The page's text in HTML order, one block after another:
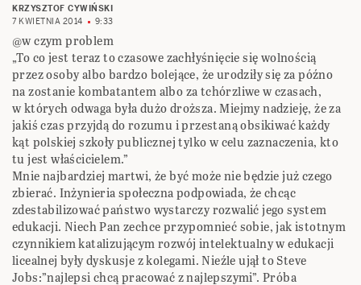
KRZYSZTOF CYWIŃSKI
7 KWIETNIA 2014
9:33
@w czym problem
„To co jest teraz to czasowe zachłyśnięcie się wolnością
przez osoby albo bardzo bolejące, że urodziły się za późno
na zostanie kombatantem albo za tchórzliwe w czasach,
w których odwaga była dużo droższa. Miejmy nadzieję, że za
jakiś czas przyjdą do rozumu i przestaną obsikiwać każdy
kąt polskiej szkoły publicznej tylko w celu zaznaczenia, kto
tu jest właścicielem.”
Mnie najbardziej martwi, że być może nie będzie już czego
zbierać. Inżynieria społeczna podpowiada, że chcąc
zdestabilizować państwo wystarczy rozwalić jego system
edukacji. Niech Pan zechce przypomnieć sobie, jak istotnym
czynnikiem katalizującym rozwój intelektualny w edukacji
licealnej były dyskusje z kolegami. Nieźle ujął to Steve
Jobs:”najlepsi chcą pracować z najlepszymi”. Próba